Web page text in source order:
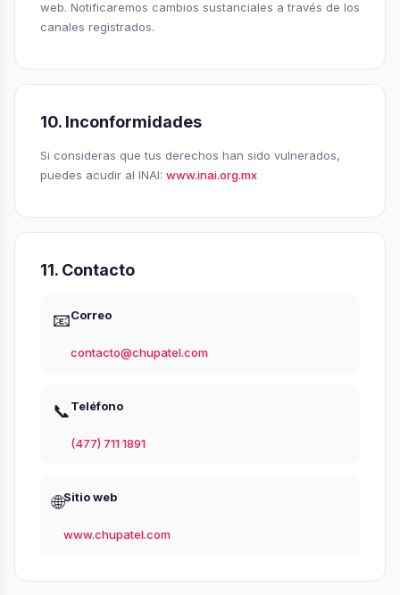
web. Notificaremos cambios sustanciales a través de los
canales registrados.
10. Inconformidades
Si consideras que tus derechos han sido vulnerados,
puedes acudir al INAI: www.inai.org.mx
11. Contacto
📧Correo
contacto@chupatel.com
📞Teléfono
(477) 711 1891
🌐Sitio web
www.chupatel.com